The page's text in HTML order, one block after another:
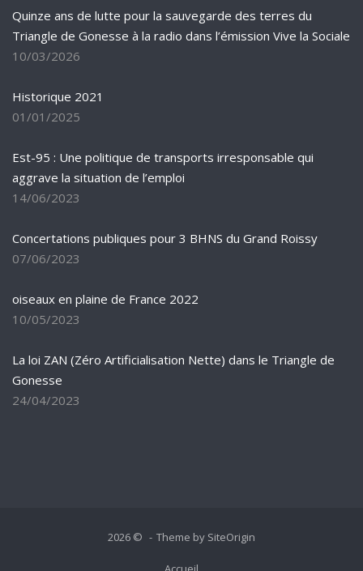
Quinze ans de lutte pour la sauvegarde des terres du
Triangle de Gonesse à la radio dans l’émission Vive la Sociale
10/03/2026
Historique 2021
01/01/2025
Est-95 : Une politique de transports irresponsable qui
aggrave la situation de l’emploi
14/06/2023
Concertations publiques pour 3 BHNS du Grand Roissy
07/06/2023
oiseaux en plaine de France 2022
10/05/2023
La loi ZAN (Zéro Artificialisation Nette) dans le Triangle de
Gonesse
24/04/2023
2026 © Theme by SiteOrigin